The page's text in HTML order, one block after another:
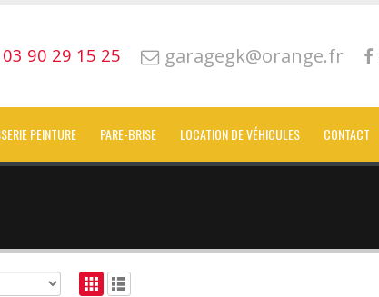
03 90 29 15 25 garagegk@orange.fr
PEINTURE PARE-BRISE LOCATION DE VÉHICULES CONTACT